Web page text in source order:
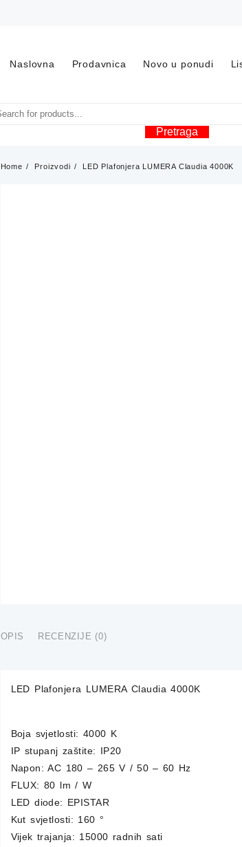
Naslovna Prodavnica Novo u ponudi
Pretraga
Home Proizvodi LED Plafonjera LUMERA Claudia 4000K
OPIS RECENZIJE (0)
LED Plafonjera LUMERA Claudia 4000K
Boja svjetlosti: 4000 K
IP stupanj zaštite: IP20
Napon: AC 180 – 265 V / 50 – 60 Hz
FLUX: 80 lm / W
LED diode: EPISTAR
Kut svjetlosti: 160 °
Vijek trajanja: 15000 radnih sati